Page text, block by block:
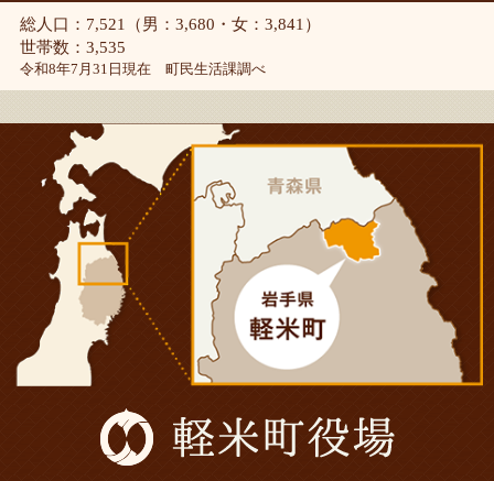
総人口：7,521（男：3,680・女：3,841）
世帯数：3,535
令和8年7月31日現在 町民生活課調べ